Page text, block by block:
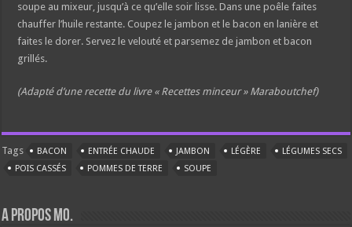
soupe au mixeur, jusqu’à ce qu’elle soir lisse. Dans une poêle faites
chauffer l’huile restante. Coupez le jambon et le bacon en lanière et
faites le dorer. Servez le velouté et parsemez de jambon et bacon
grillés.
(Adapté d’une recette du livre « Recettes minceur » Maraboutchef)
Tags BACON ENTRÉE CHAUDE JAMBON LÉGÈRE
LÉGUMES SECS
POIS CASSÉS
POMMES DE TERRE SOUPE
A propos Mo.